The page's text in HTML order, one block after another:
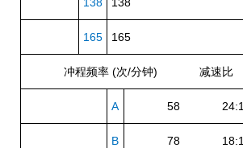
165 165
冲程频率 (次/分钟) 减速比
A 58 24:1
B 78 18:1